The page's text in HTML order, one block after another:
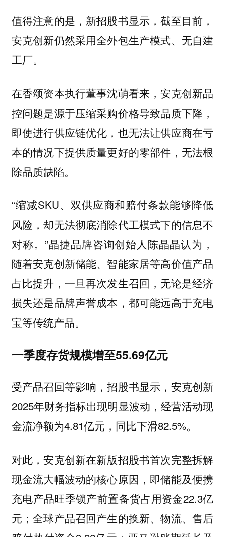
值得注意的是，新招股书显示，截至目前，
安克创新仍然采用全外包生产模式、无自建
工厂。
在香颂资本执行董事沈萌看来，安克创新品
控问题是源于压缩采购价格导致品质下降，
即使进行供应链优化，也无法让供应商在亏
本的情况下提供质量更好的零部件，无法根
除品质缺陷。
“缩减SKU、双供应商和赔付条款能够降低
风险，却无法彻底消除代工模式下的信息不
对称。”晶捷品牌咨询创始人陈晶晶认为，
随着安克创新储能、智能家居等高价值产品
占比提升，一旦再次发生召回，无论是经济
损失还是品牌声誉成本，都可能远高于充电
宝等传统产品。
一季度存货规模增至55.69亿元
受产品召回等影响，招股书显示，安克创新
2025年财务指标出现明显波动，经营活动现
金流净额为4.81亿元，同比下滑82.5%。
对此，安克创新在新版招股书首次完整拆解
现金流大幅波动的核心原因，即储能及便携
充电产品旺季锁产前置备货占用资金22.3亿
元；全球产品召回产生的换新、物流、售后